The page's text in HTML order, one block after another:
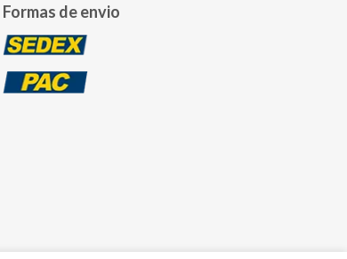
Formas de envio